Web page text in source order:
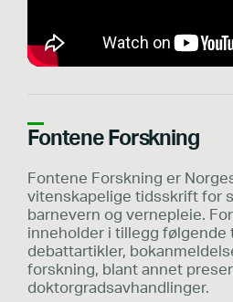
Fontene Forskning
Fontene Forskning er
vitenskapelige tidsskrift for
barnevern og vernepleie.
inneholder i tillegg følgende
debattartikler,
forskning, blant annet
doktorgradsavhandlinger.